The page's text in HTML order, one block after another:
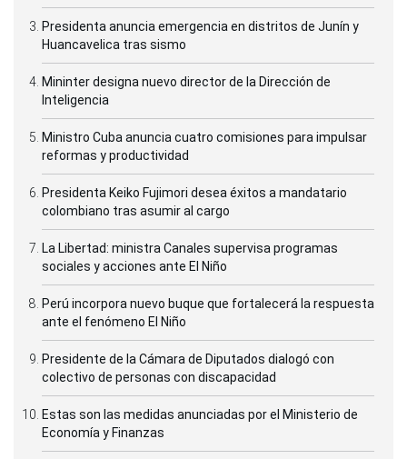
Presidenta anuncia emergencia en distritos de Junín y
Huancavelica tras sismo
Mininter designa nuevo director de la Dirección de
Inteligencia
Ministro Cuba anuncia cuatro comisiones para impulsar
reformas y productividad
Presidenta Keiko Fujimori desea éxitos a mandatario
colombiano tras asumir al cargo
La Libertad: ministra Canales supervisa programas
sociales y acciones ante El Niño
Perú incorpora nuevo buque que fortalecerá la respuesta
ante el fenómeno El Niño
Presidente de la Cámara de Diputados dialogó con
colectivo de personas con discapacidad
Estas son las medidas anunciadas por el Ministerio de
Economía y Finanzas